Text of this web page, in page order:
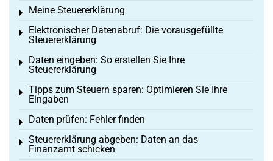
Meine Steuererklärung
Toggle menu
Elektronischer Datenabruf: Die vorausgefüllte
Steuererklärung
Toggle menu
Daten eingeben: So erstellen Sie Ihre
Steuererklärung
Toggle menu
Tipps zum Steuern sparen: Optimieren Sie Ihre
Eingaben
Toggle menu
Daten prüfen: Fehler finden
Toggle menu
Steuererklärung abgeben: Daten an das
Finanzamt schicken
Toggle menu